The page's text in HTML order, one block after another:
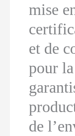
mise
et de
pour
de